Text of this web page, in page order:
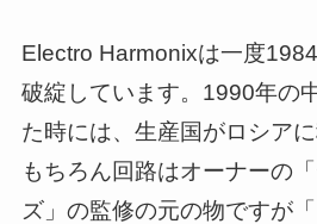
Electro Harmonixは一度
破綻しています。1990年の
た時には、生産国がロシアに
もちろん回路はオーナーの
ズ」の監修の元の物ですが